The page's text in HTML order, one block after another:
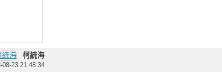
柯統海
08-23 21:48:34